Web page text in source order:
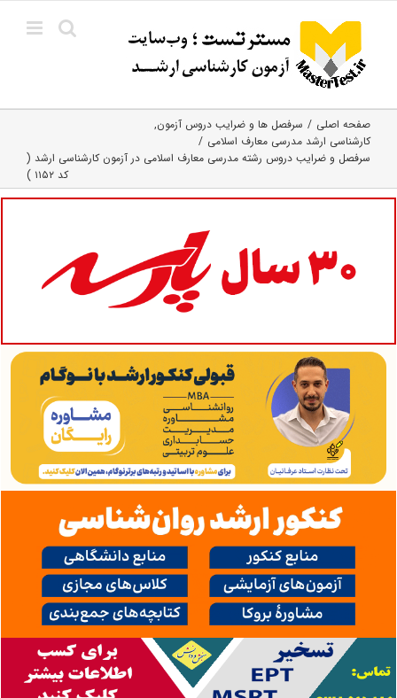
content
صفحه اصلی
سرفصل ها و ضرایب دروس آزمون
کارشناسی ارشد مدرسی معارف اسلامی
سرفصل و ضرایب دروس رشته مدرسی معارف اسلامی در آزمون کارشناسی ارشد (
کد ۱۱۵۲ )